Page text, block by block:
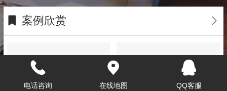
案例欣赏
电话咨询 在线地图 QQ客服